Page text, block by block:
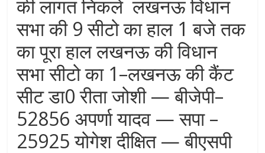
की लागत निकले लखनऊ विधान
सभा की 9 सीटो का हाल 1 बजे तक
का पूरा हाल लखनऊ की विधान
सभा सीटो का 1–लखनऊ की कैंट
सीट डा0 रीता जोशी — बीजेपी–
52856 अपर्णा यादव — सपा –
25925 योगेश दीक्षित — बीएसपी